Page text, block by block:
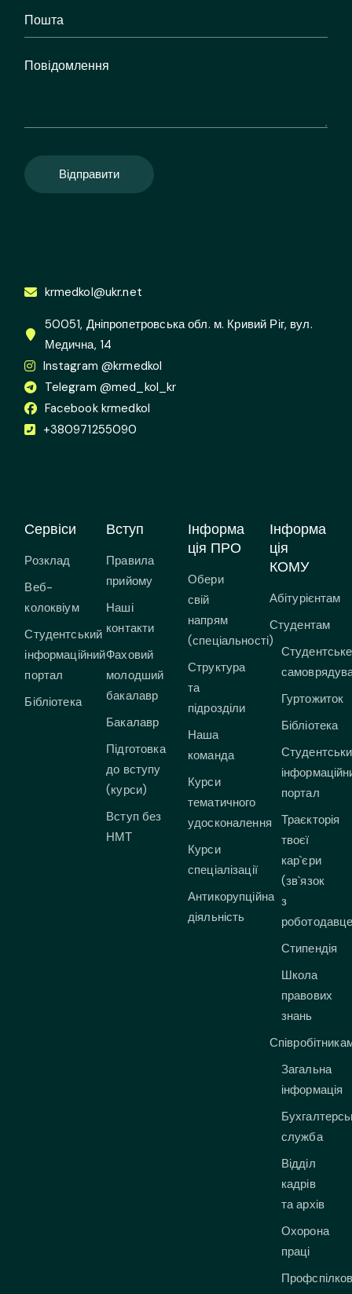
Відправити
krmedkol@ukr.net
50051, Дніпропетровська обл. м. Кривий Ріг, вул.
Медична, 14
Instagram @krmedkol
Telegram @med_kol_kr
Facebook krmedkol
+380971255090
Сервіси
Розклад
Веб-
колоквіум
Студентський
інформаційний
портал
Бібліотека
Вступ
Правила
прийому
Наші
контакти
Фаховий
молодший
бакалавр
Бакалавр
Підготовка
до вступу
(курси)
Вступ без
НМТ
Інформа
ція ПРО
Обери
свій
напрям
(спеціальності)
Структура
та
підрозділи
Наша
команда
Курси
тематичного
удосконалення
Курси
спеціалізації
Антикорупційна
діяльність
Інформа
ція
КОМУ
Абітурієнтам
Студентам
Студентське
Гуртожиток
Бібліотека
портал
Траєкторія
твоєї
кар`єри
(зв`язок
з
Стипендія
Школа
правових
знань
Загальна
інформація
служба
Відділ
кадрів
та архів
Охорона
праці